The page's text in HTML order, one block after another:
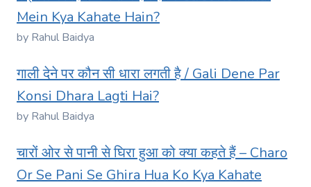
Mein Kya Kahate Hain?
by Rahul Baidya
गाली देने पर कौन सी धारा लगती है / Gali Dene Par
Konsi Dhara Lagti Hai?
by Rahul Baidya
चारों ओर से पानी से घिरा हुआ को क्या कहते हैं – Charo
Or Se Pani Se Ghira Hua Ko Kya Kahate